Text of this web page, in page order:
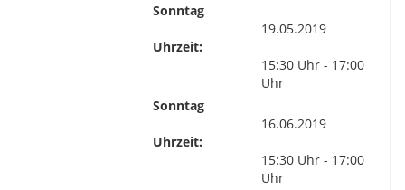
Sonntag
19.05.2019
Uhrzeit:
15:30 Uhr - 17:00
Uhr
Sonntag
16.06.2019
Uhrzeit:
15:30 Uhr - 17:00
Uhr